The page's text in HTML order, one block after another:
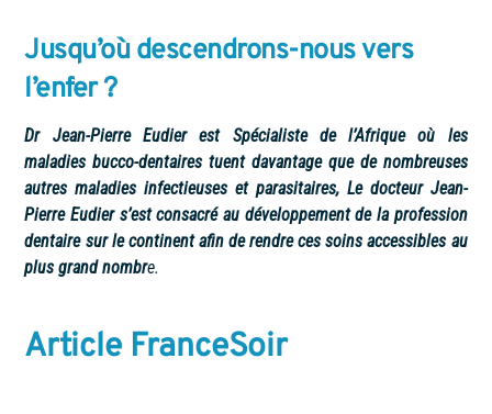
Jusqu’où descendrons-nous vers
l’enfer ?
Dr Jean-Pierre Eudier est Spécialiste de l’Afrique où les
maladies bucco-dentaires tuent davantage que de nombreuses
autres maladies infectieuses et parasitaires, Le docteur Jean-
Pierre Eudier s’est consacré au développement de la profession
dentaire sur le continent afin de rendre ces soins accessibles au
plus grand nombre.
Article FranceSoir